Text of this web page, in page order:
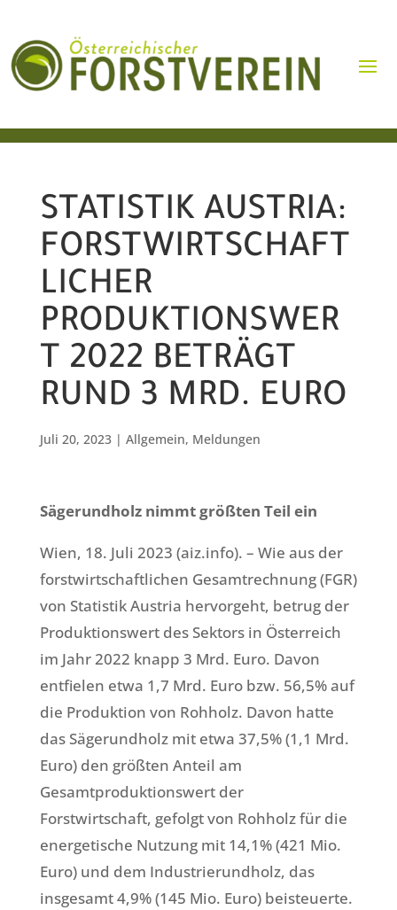
STATISTIK AUSTRIA:
FORSTWIRTSCHAFT
LICHER
PRODUKTIONSWER
T 2022 BETRÄGT
RUND 3 MRD. EURO
Juli 20, 2023| Allgemein, Meldungen
Sägerundholz nimmt größten Teil ein
Wien, 18. Juli 2023 (aiz.info). – Wie aus der
forstwirtschaftlichen Gesamtrechnung (FGR)
von Statistik Austria hervorgeht, betrug der
Produktionswert des Sektors in Österreich
im Jahr 2022 knapp 3 Mrd. Euro. Davon
entfielen etwa 1,7 Mrd. Euro bzw. 56,5% auf
die Produktion von Rohholz. Davon hatte
das Sägerundholz mit etwa 37,5% (1,1 Mrd.
Euro) den größten Anteil am
Gesamtproduktionswert der
Forstwirtschaft, gefolgt von Rohholz für die
energetische Nutzung mit 14,1% (421 Mio.
Euro) und dem Industrierundholz, das
insgesamt 4,9% (145 Mio. Euro) beisteuerte.